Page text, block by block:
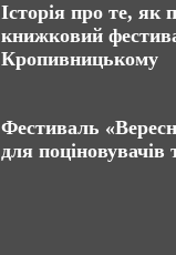
Історія про те, як
книжковий
Кропивницькому
Фестиваль
для поціновувачів